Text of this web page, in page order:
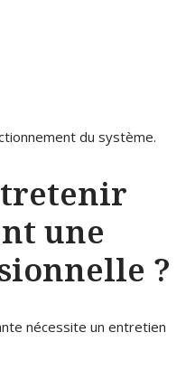
du système.
une
?
nécessite un entretien